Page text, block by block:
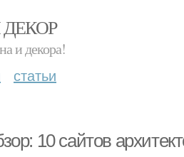
и декора!
статьи
10 сайтов